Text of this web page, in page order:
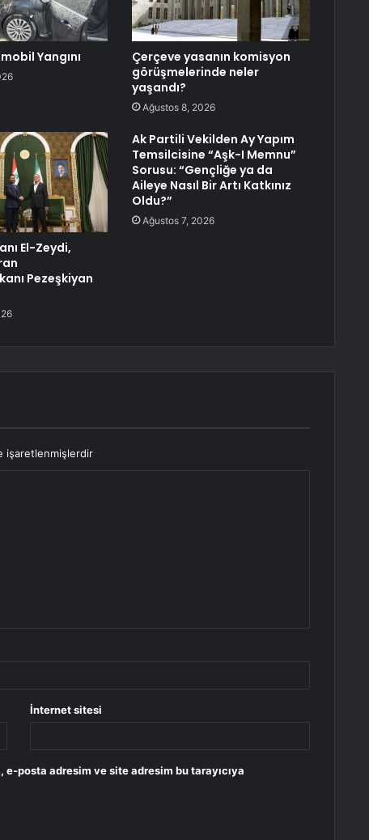
Yangını
Çerçeve yasanın komisyon
görüşmelerinde neler
yaşandı?
Ağustos 8, 2026
El-Zeydi,
Pezeşkiyan
Ak Partili Vekilden Ay Yapım
Temsilcisine “Aşk-I Memnu”
Sorusu: “Gençliğe ya da
Aileye Nasıl Bir Artı Katkınız
Oldu?”
Ağustos 7, 2026
işaretlenmişlerdir
İnternet sitesi
e-posta adresim ve site adresim bu tarayıcıya